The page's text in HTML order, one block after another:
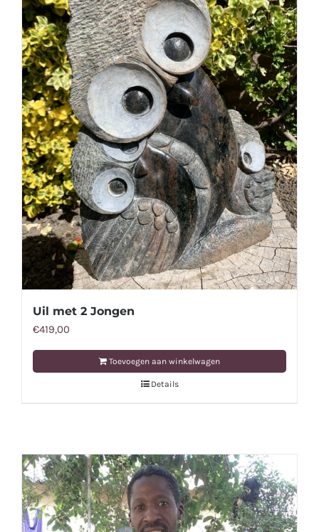
Uil met 2 Jongen
€419,00
Toevoegen aan winkelwagen
Details